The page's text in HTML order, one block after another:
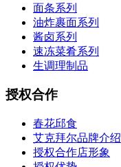
面条系列
油炸裹面系列
酱卤系列
速冻菜肴系列
生调理制品
授权合作
春花邱食
艾克拜尔品牌介绍
授权合作店形象